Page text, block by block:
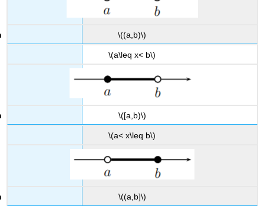
\((a,b)\)
\(a\leq x< b\)
\([a,b)\)
\(a< x\leq b\)
\((a,b]\)